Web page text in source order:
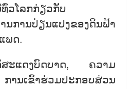
ວໂລກກ່ຽວກັບ
ການປ່ຽນແປງຂອງດິນຟ້າ
ພດ.
ະແດງບົດບາດ, ຄວາມ
ານເຂົ້າຮ່ວມປະກອບສ່ວນ